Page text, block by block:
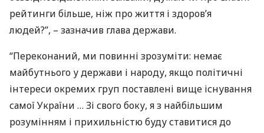
рейтинги більше, ніж про життя і здоров’я
людей?”, – зазначив глава держави.
“Переконаний, ми повинні зрозуміти: немає
майбутнього у держави і народу, якщо політичні
інтереси окремих груп поставлені вище існування
самої України … Зі свого боку, я з найбільшим
розумінням і прихильністю буду ставитися до